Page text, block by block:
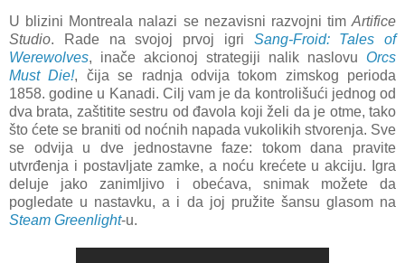
U blizini Montreala nalazi se nezavisni razvojni tim Artifice
Studio. Rade na svojoj prvoj igri Sang-Froid: Tales of
Werewolves, inače akcionoj strategiji nalik naslovu Orcs
Must Die!, čija se radnja odvija tokom zimskog perioda
1858. godine u Kanadi. Cilj vam je da kontrolišući jednog od
dva brata, zaštitite sestru od đavola koji želi da je otme, tako
što ćete se braniti od noćnih napada vukolikih stvorenja. Sve
se odvija u dve jednostavne faze: tokom dana pravite
utvrđenja i postavljate zamke, a noću krećete u akciju. Igra
deluje jako zanimljivo i obećava, snimak možete da
pogledate u nastavku, a i da joj pružite šansu glasom na
Steam Greenlight-u.